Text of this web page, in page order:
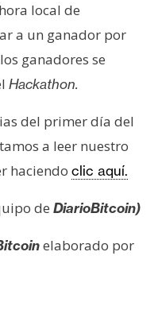
local de
a un ganador por
ganadores se
Hackathon.
del primer día del
a leer nuestro
haciendo clic aquí.
de DiarioBitcoin)
elaborado por